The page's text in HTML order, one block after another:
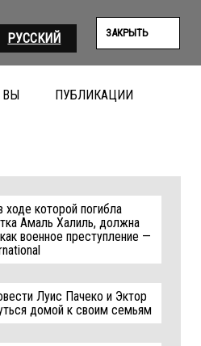
РУССКИЙ ЗАКРЫТЬ
ВЫ ПУБЛИКАЦИИ
ходе которой погибла
Амаль Халиль, должна
военное преступление —
Луис Пачеко и Эктор
домой к своим семьям